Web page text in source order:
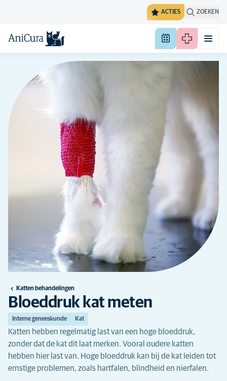
ACTIES ZOEKEN
Katten behandelingen
Bloeddruk kat meten
Interne geneeskunde Kat
Katten hebben regelmatig last van een hoge bloeddruk,
zonder dat de kat dit laat merken. Vooral oudere katten
hebben hier last van. Hoge bloeddruk kan bij de kat leiden tot
ernstige problemen, zoals hartfalen, blindheid en nierfalen.